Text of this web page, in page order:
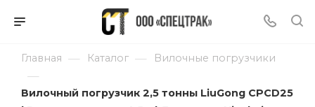
Главная — Каталог — Вилочные погрузчики
—
Вилочный погрузчик 2,5 тонны LiuGong CPCD25